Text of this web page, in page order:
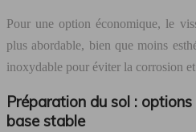
Pour une option économique, le
plus abordable, bien que moins
inoxydable pour éviter la corrosion
Préparation du sol :
base stable